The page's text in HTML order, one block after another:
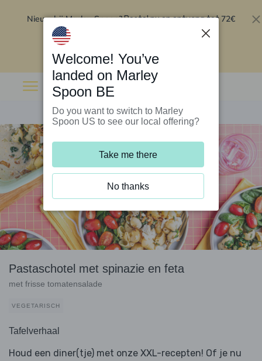
Nieuw bij Marley Spoon?Bestel nu en ontvang tot 72€
Pastaschotel met spinazie en feta
met frisse tomatensalade
VEGETARISCH
Tafelverhaal
Houd een diner(tje) met onze XXL-recepten! Of je nu
Welcome! You’ve
landed on Marley
Spoon BE
Do you want to switch to Marley
Spoon US to see our local offering?
Take me there
No thanks